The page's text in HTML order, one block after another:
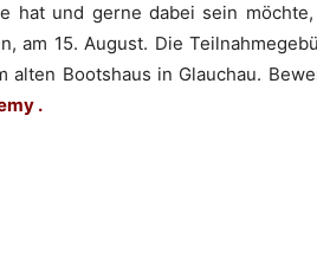
hat und gerne dabei sein
am 15. August. Die
alten Bootshaus in Glauchau.
.